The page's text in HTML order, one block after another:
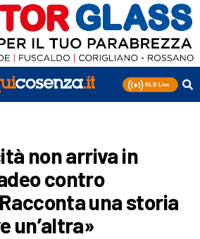
non arriva in
contro
una storia
un’altra»